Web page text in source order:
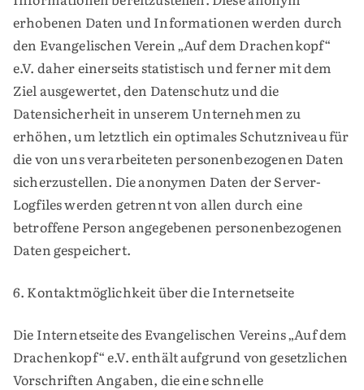
erhobenen Daten und Informationen werden durch
den Evangelischen Verein „Auf dem Drachenkopf“
e.V. daher einerseits statistisch und ferner mit dem
Ziel ausgewertet, den Datenschutz und die
Datensicherheit in unserem Unternehmen zu
erhöhen, um letztlich ein optimales Schutzniveau für
die von uns verarbeiteten personenbezogenen Daten
sicherzustellen. Die anonymen Daten der Server-
Logfiles werden getrennt von allen durch eine
betroffene Person angegebenen personenbezogenen
Daten gespeichert.
6. Kontaktmöglichkeit über die Internetseite
Die Internetseite des Evangelischen Vereins „Auf dem
Drachenkopf“ e.V. enthält aufgrund von gesetzlichen
Vorschriften Angaben, die eine schnelle